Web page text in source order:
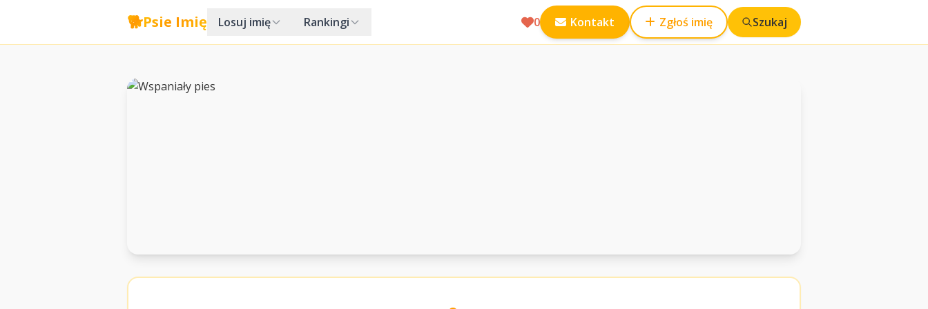
🐕Psie Imię Losuj imię Rankingi 0 Kontakt Zgłoś imię Szukaj